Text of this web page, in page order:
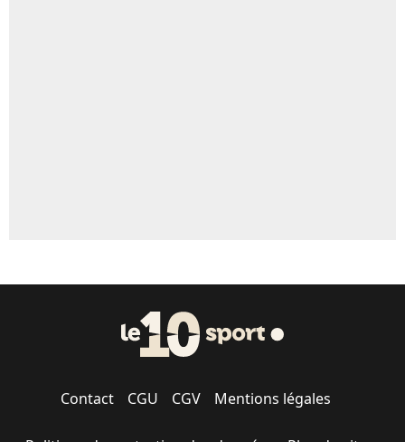
Contact CGU CGV Mentions légales